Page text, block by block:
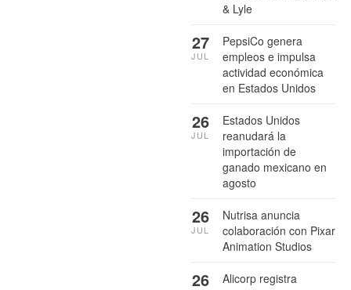
& Lyle
PepsiCo genera
empleos e impulsa
actividad económica
en Estados Unidos
27
JUL
Estados Unidos
reanudará la
importación de
ganado mexicano en
agosto
26
JUL
Nutrisa anuncia
colaboración con Pixar
Animation Studios
26
JUL
Alicorp registra
26